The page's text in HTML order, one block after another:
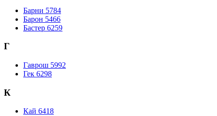
Барни 5784
Барон 5466
Бастер 6259
Г
Гаврош 5992
Гек 6298
К
Кай 6418